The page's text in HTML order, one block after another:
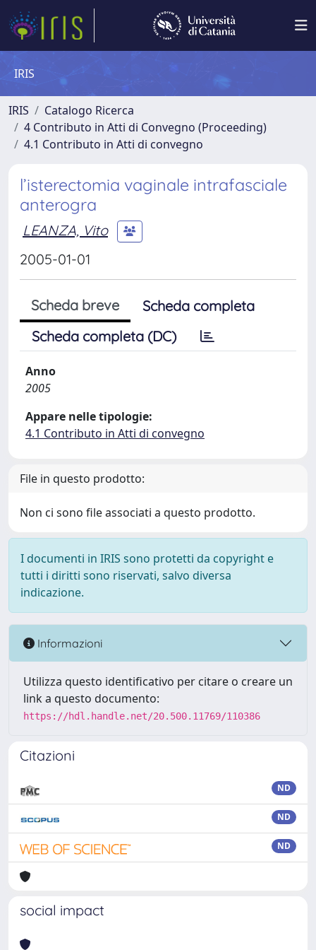
IRIS
IRIS
Catalogo Ricerca
4 Contributo in Atti di Convegno (Proceeding)
4.1 Contributo in Atti di convegno
l’isterectomia vaginale intrafasciale
anterogra
LEANZA, Vito
2005-01-01
Scheda breve
Scheda completa
Scheda completa (DC)
Anno
2005
Appare nelle tipologie:
4.1 Contributo in Atti di convegno
File in questo prodotto:
Non ci sono file associati a questo prodotto.
I documenti in IRIS sono protetti da copyright e
tutti i diritti sono riservati, salvo diversa
indicazione.
Informazioni
Utilizza questo identificativo per citare o creare un
link a questo documento:
https://hdl.handle.net/20.500.11769/110386
Citazioni
ND
ND
ND
social impact